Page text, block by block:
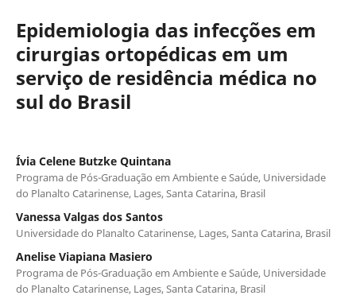
Epidemiologia das infecções em
cirurgias ortopédicas em um
serviço de residência médica no
sul do Brasil
Ívia Celene Butzke Quintana
Programa de Pós-Graduação em Ambiente e Saúde, Universidade
do Planalto Catarinense, Lages, Santa Catarina, Brasil
Vanessa Valgas dos Santos
Universidade do Planalto Catarinense, Lages, Santa Catarina, Brasil
Anelise Viapiana Masiero
Programa de Pós-Graduação em Ambiente e Saúde, Universidade
do Planalto Catarinense, Lages, Santa Catarina, Brasil